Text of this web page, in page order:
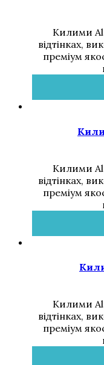
Килими
відтінках,
преміум
Килими
відтінках,
преміум
Килими
відтінках,
преміум